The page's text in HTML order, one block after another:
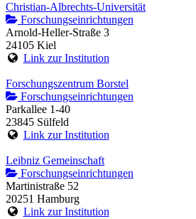
Christian-Albrechts-Universität
Forschungseinrichtungen
Arnold-Heller-Straße 3
24105 Kiel
Link zur Institution
Forschungszentrum Borstel
Forschungseinrichtungen
Parkallee 1-40
23845 Sülfeld
Link zur Institution
Leibniz Gemeinschaft
Forschungseinrichtungen
Martinistraße 52
20251 Hamburg
Link zur Institution